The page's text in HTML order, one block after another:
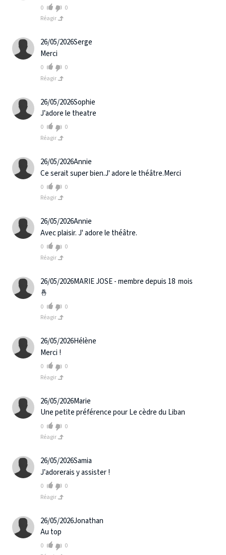
0
0
Réagir
26/05/2026Serge
Merci
0
0
Réagir
26/05/2026Sophie
J’adore le theatre
0
0
Réagir
26/05/2026Annie
Ce serait super bien.J' adore le théâtre.Merci
0
0
Réagir
26/05/2026Annie
Avec plaisir. J' adore le théâtre.
0
0
Réagir
26/05/2026MARIE JOSE - membre depuis 18 mois
🤞
0
0
Réagir
26/05/2026Hélène
Merci !
0
0
Réagir
26/05/2026Marie
Une petite préférence pour Le cèdre du Liban
0
0
Réagir
26/05/2026Samia
J’adorerais y assister !
0
0
Réagir
26/05/2026Jonathan
Au top
0
0